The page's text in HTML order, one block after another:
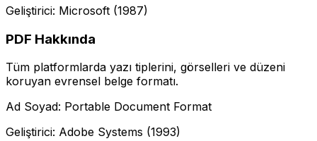
Geliştirici: Microsoft (1987)
PDF Hakkında
Tüm platformlarda yazı tiplerini, görselleri ve düzeni
koruyan evrensel belge formatı.
Ad Soyad: Portable Document Format
Geliştirici: Adobe Systems (1993)